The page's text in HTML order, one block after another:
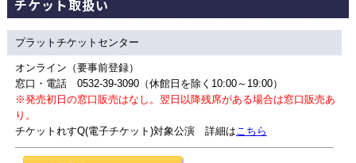
チケット取扱い
プラットチケットセンター
オンライン（要事前登録）
窓口・電話 0532-39-3090（休館日を除く10:00～19:00）
※発売初日の窓口販売はなし。翌日以降残席がある場合は窓口販売あ
り。
チケットれすQ(電子チケット)対象公演 詳細は こちら